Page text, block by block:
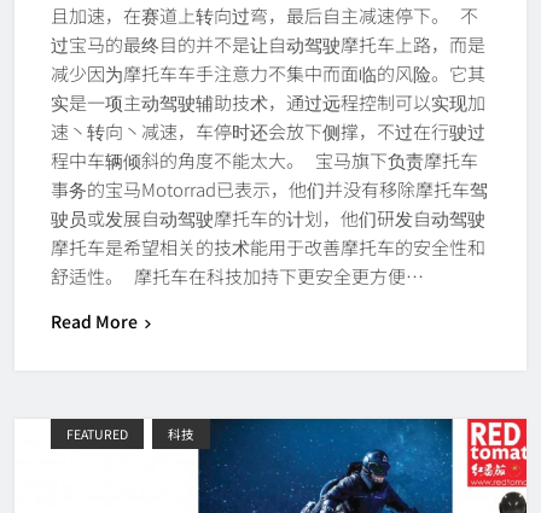
且加速，在赛道上转向过弯，最后自主减速停下。 不
过宝马的最终目的并不是让自动驾驶摩托车上路，而是
减少因为摩托车车手注意力不集中而面临的风险。它其
实是一项主动驾驶辅助技术，通过远程控制可以实现加
速丶转向丶减速，车停时还会放下侧撑，不过在行驶过
程中车辆倾斜的角度不能太大。 宝马旗下负责摩托车
事务的宝马Motorrad已表示，他们并没有移除摩托车驾
驶员或发展自动驾驶摩托车的计划，他们研发自动驾驶
摩托车是希望相关的技术能用于改善摩托车的安全性和
舒适性。 摩托车在科技加持下更安全更方便…
Read More
FEATURED 科技